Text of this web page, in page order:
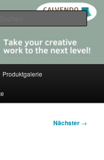
Produktgalerie
Nächster →